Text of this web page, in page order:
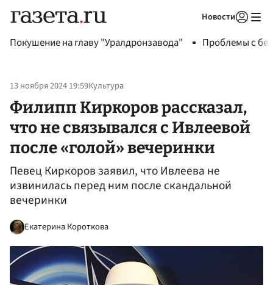
Новости
Покушение на главу "Уралдронзавода" Проблемы с
13 ноября 2024 19:59Культура
Филипп Киркоров рассказал,
что не связывался с Ивлеевой
после «голой» вечеринки
Певец Киркоров заявил, что Ивлеева не
извинилась перед ним после скандальной
вечеринки
Екатерина Короткова